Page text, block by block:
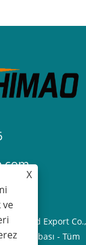
and Export Co.,
Arabası - Tüm
X
ve